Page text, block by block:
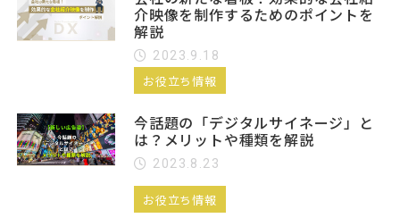
介映像を制作するためのポイントを
解説
2023.9.18
お役立ち情報
今話題の「デジタルサイネージ」と
は？メリットや種類を解説
2023.8.23
お役立ち情報